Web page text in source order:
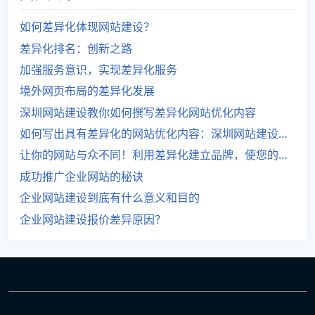
如何差异化体现网站建设？
差异化排名：创新之路
加强服务意识，实现差异化服务
境外网页布局的差异化发展
深圳网站建设教你如何撰写差异化网站优化内容
如何写出具有差异化的网站优化内容：深圳网站建设的经验分享
让你的网站与众不同！利用差异化建立品牌，使您的网站独一无二！
成功推广企业网站的秘诀
企业网站建设到底有什么意义和目的
企业网站建设报价差异原因？